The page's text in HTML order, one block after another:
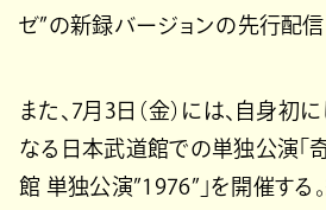
ゼ”の新録バージョンの先行配信
また、7月3日（金）には、自身初
なる日本武道館での単独公演「
館 単独公演”1976”」を開催する